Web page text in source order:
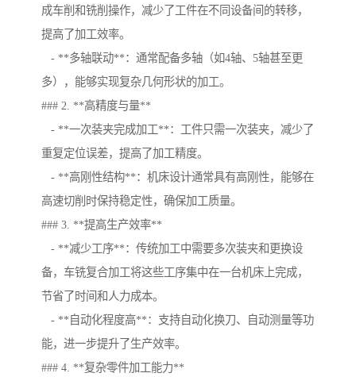
成车削和铣削操作，减少了工件在不同设备间的转移，
提高了加工效率。
- **多轴联动**：通常配备多轴（如4轴、5轴甚至更
多），能够实现复杂几何形状的加工。
### 2. **高精度与量**
- **一次装夹完成加工**：工件只需一次装夹，减少了
重复定位误差，提高了加工精度。
- **高刚性结构**：机床设计通常具有高刚性，能够在
高速切削时保持稳定性，确保加工质量。
### 3. **提高生产效率**
- **减少工序**：传统加工中需要多次装夹和更换设
备，车铣复合加工将这些工序集中在一台机床上完成，
节省了时间和人力成本。
- **自动化程度高**：支持自动化换刀、自动测量等功
能，进一步提升了生产效率。
### 4. **复杂零件加工能力**